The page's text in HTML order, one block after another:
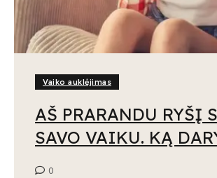
Vaiko auklėjimas
AŠ PRARANDU RYŠĮ
SAVO VAIKU. KĄ
0